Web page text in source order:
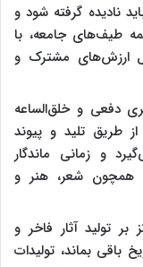
نادیده گرفته شود و
طیف‌های جامعه، با
ارزش‌های مشترک و
دفعی و خلق‌الساعه
طریق تلید و پیوند
و زمانی ماندگار
همچون شعر، هنر و
تولید آثار فاخر و
باقی بماند، تولیدات